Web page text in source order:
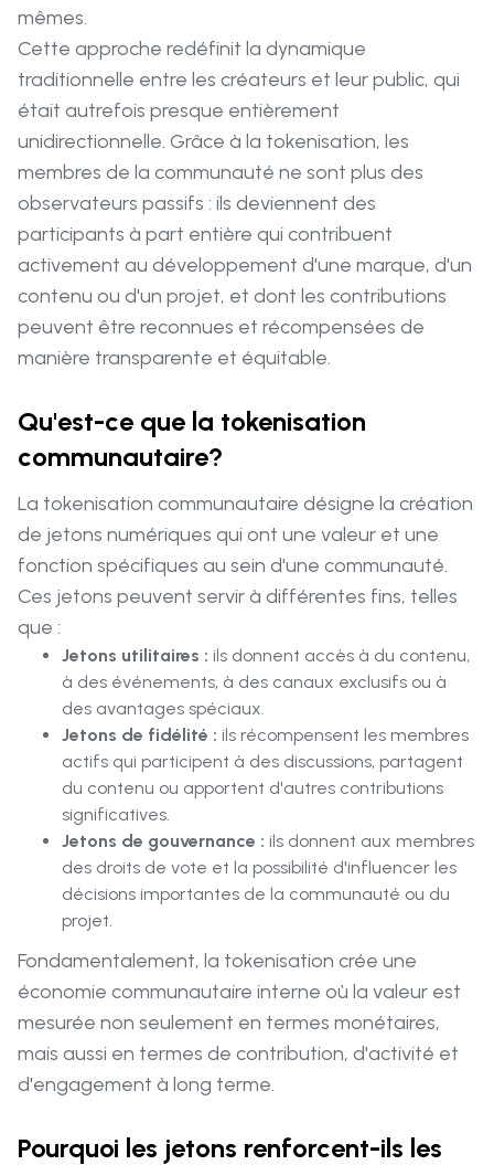
mêmes.
Cette approche redéfinit la dynamique
traditionnelle entre les créateurs et leur public, qui
était autrefois presque entièrement
unidirectionnelle. Grâce à la tokenisation, les
membres de la communauté ne sont plus des
observateurs passifs : ils deviennent des
participants à part entière qui contribuent
activement au développement d'une marque, d'un
contenu ou d'un projet, et dont les contributions
peuvent être reconnues et récompensées de
manière transparente et équitable.
Qu'est-ce que la tokenisation
communautaire?
La tokenisation communautaire désigne la création
de jetons numériques qui ont une valeur et une
fonction spécifiques au sein d'une communauté.
Ces jetons peuvent servir à différentes fins, telles
que :
Jetons utilitaires : ils donnent accès à du contenu,
à des événements, à des canaux exclusifs ou à
des avantages spéciaux.
Jetons de fidélité : ils récompensent les membres
actifs qui participent à des discussions, partagent
du contenu ou apportent d'autres contributions
significatives.
Jetons de gouvernance : ils donnent aux membres
des droits de vote et la possibilité d'influencer les
décisions importantes de la communauté ou du
projet.
Fondamentalement, la tokenisation crée une
économie communautaire interne où la valeur est
mesurée non seulement en termes monétaires,
mais aussi en termes de contribution, d'activité et
d'engagement à long terme.
Pourquoi les jetons renforcent-ils les